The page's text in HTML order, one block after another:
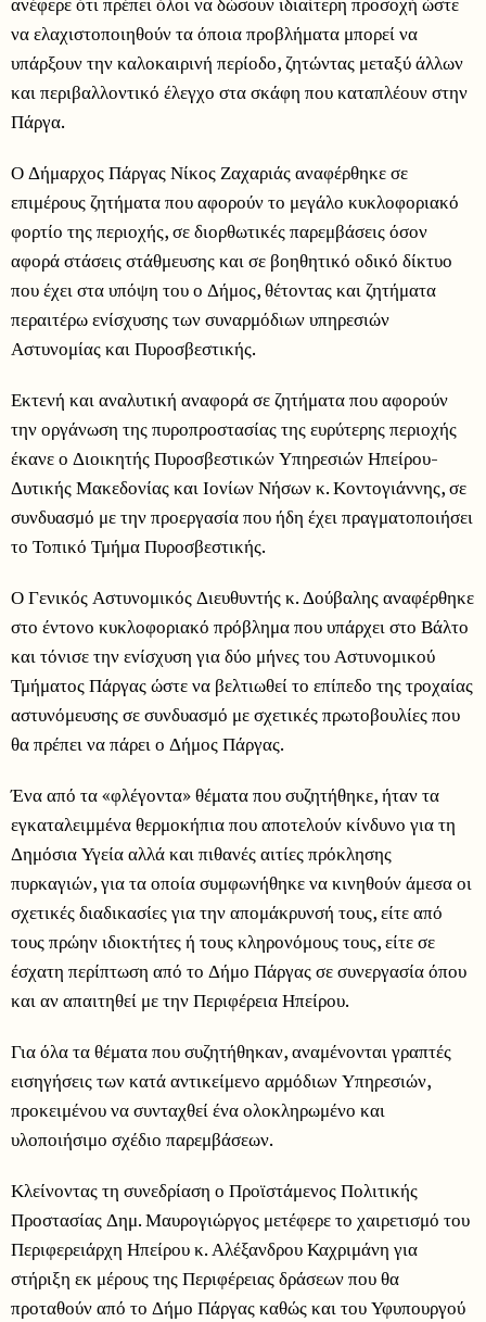
να ελαχιστοποιηθούν τα όποια προβλήματα μπορεί να
υπάρξουν την καλοκαιρινή περίοδο, ζητώντας μεταξύ άλλων
και περιβαλλοντικό έλεγχο στα σκάφη που καταπλέουν στην
Πάργα.
Ο Δήμαρχος Πάργας Νίκος Ζαχαριάς αναφέρθηκε σε
επιμέρους ζητήματα που αφορούν το μεγάλο κυκλοφοριακό
φορτίο της περιοχής, σε διορθωτικές παρεμβάσεις όσον
αφορά στάσεις στάθμευσης και σε βοηθητικό οδικό δίκτυο
που έχει στα υπόψη του ο Δήμος, θέτοντας και ζητήματα
περαιτέρω ενίσχυσης των συναρμόδιων υπηρεσιών
Αστυνομίας και Πυροσβεστικής.
Εκτενή και αναλυτική αναφορά σε ζητήματα που αφορούν
την οργάνωση της πυροπροστασίας της ευρύτερης περιοχής
έκανε ο Διοικητής Πυροσβεστικών Υπηρεσιών Ηπείρου-
Δυτικής Μακεδονίας και Ιονίων Νήσων κ. Κοντογιάννης, σε
συνδυασμό με την προεργασία που ήδη έχει πραγματοποιήσει
το Τοπικό Τμήμα Πυροσβεστικής.
Ο Γενικός Αστυνομικός Διευθυντής κ. Δούβαλης αναφέρθηκε
στο έντονο κυκλοφοριακό πρόβλημα που υπάρχει στο Βάλτο
και τόνισε την ενίσχυση για δύο μήνες του Αστυνομικού
Τμήματος Πάργας ώστε να βελτιωθεί το επίπεδο της τροχαίας
αστυνόμευσης σε συνδυασμό με σχετικές πρωτοβουλίες που
θα πρέπει να πάρει ο Δήμος Πάργας.
Ένα από τα «φλέγοντα» θέματα που συζητήθηκε, ήταν τα
εγκαταλειμμένα θερμοκήπια που αποτελούν κίνδυνο για τη
Δημόσια Υγεία αλλά και πιθανές αιτίες πρόκλησης
πυρκαγιών, για τα οποία συμφωνήθηκε να κινηθούν άμεσα οι
σχετικές διαδικασίες για την απομάκρυνσή τους, είτε από
τους πρώην ιδιοκτήτες ή τους κληρονόμους τους, είτε σε
έσχατη περίπτωση από το Δήμο Πάργας σε συνεργασία όπου
και αν απαιτηθεί με την Περιφέρεια Ηπείρου.
Για όλα τα θέματα που συζητήθηκαν, αναμένονται γραπτές
εισηγήσεις των κατά αντικείμενο αρμόδιων Υπηρεσιών,
προκειμένου να συνταχθεί ένα ολοκληρωμένο και
υλοποιήσιμο σχέδιο παρεμβάσεων.
Κλείνοντας τη συνεδρίαση ο Προϊστάμενος Πολιτικής
Προστασίας Δημ. Μαυρογιώργος μετέφερε το χαιρετισμό του
Περιφερειάρχη Ηπείρου κ. Αλέξανδρου Καχριμάνη για
στήριξη εκ μέρους της Περιφέρειας δράσεων που θα
προταθούν από το Δήμο Πάργας καθώς και του Υφυπουργού